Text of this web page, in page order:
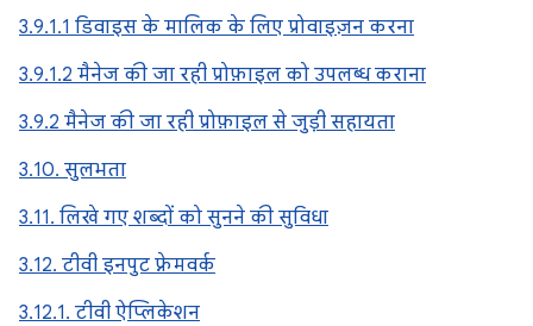
3.9.1.1 डिवाइस के मालिक के लिए प्रोवाइज़न करना
3.9.1.2 मैनेज की जा रही प्रोफ़ाइल को उपलब्ध कराना
3.9.2 मैनेज की जा रही प्रोफ़ाइल से जुड़ी सहायता
3.10. सुलभता
3.11. लिखे गए शब्दों को सुनने की सुविधा
3.12. टीवी इनपुट फ़्रेमवर्क
3.12.1. टीवी ऐप्लिकेशन